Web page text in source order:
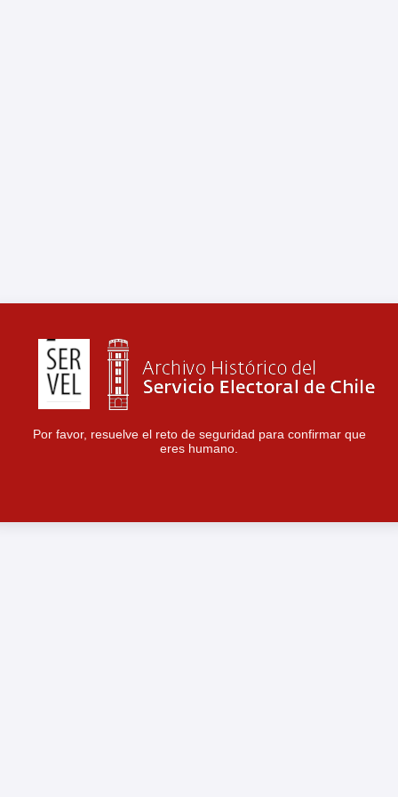
Por favor, resuelve el reto de seguridad para confirmar que
eres humano.